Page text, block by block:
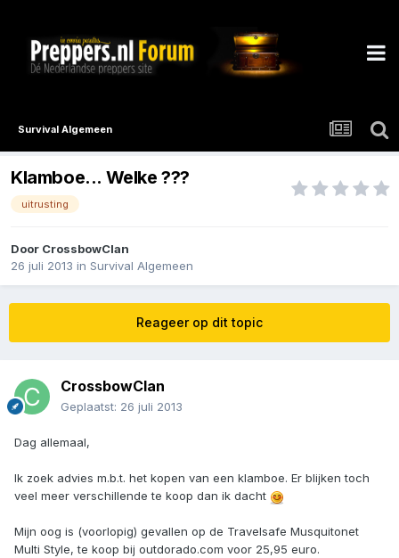
Survival Algemeen
Klamboe... Welke ???
uitrusting
Door CrossbowClan
26 juli 2013 in Survival Algemeen
Reageer op dit topic
CrossbowClan
Geplaatst: 26 juli 2013
Dag allemaal,
Ik zoek advies m.b.t. het kopen van een klamboe. Er blijken toch
veel meer verschillende te koop dan ik dacht
Mijn oog is (voorlopig) gevallen op de Travelsafe Musquitonet
Multi Style, te koop bij outdorado.com voor 25,95 euro.